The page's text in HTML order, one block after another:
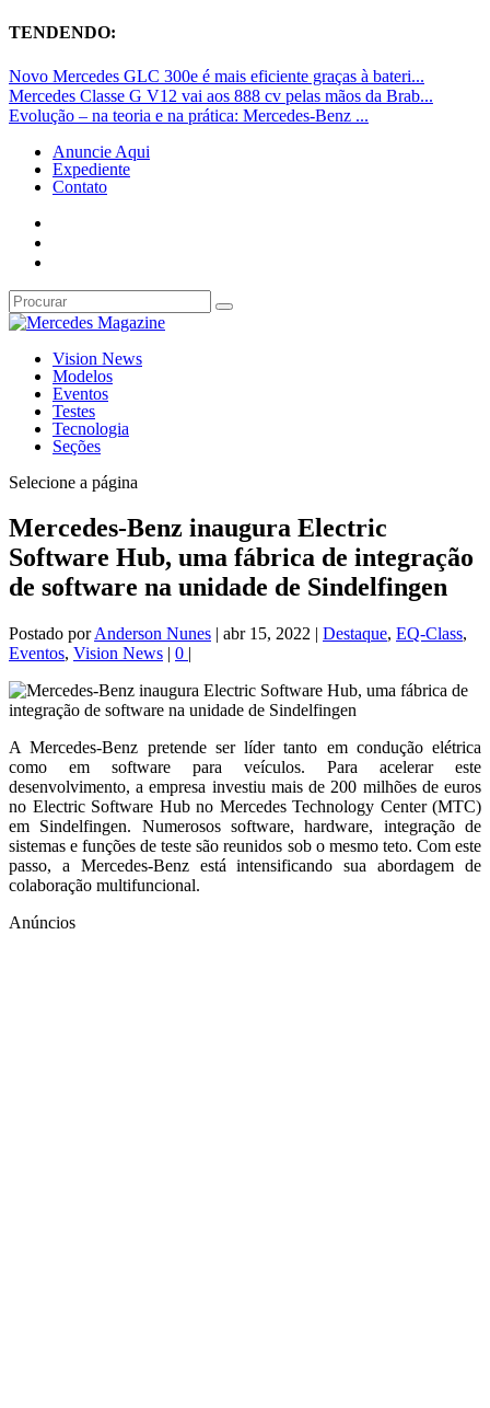
TENDENDO:
Novo Mercedes GLC 300e é mais eficiente graças à bateri...
Mercedes Classe G V12 vai aos 888 cv pelas mãos da Brab...
Evolução – na teoria e na prática: Mercedes-Benz ...
Anuncie Aqui
Expediente
Contato
Vision News
Modelos
Eventos
Testes
Tecnologia
Seções
Selecione a página
Mercedes-Benz inaugura Electric
Software Hub, uma fábrica de integração
de software na unidade de Sindelfingen
Postado porAnderson Nunes | abr 15, 2022 | Destaque, EQ-Class,
Eventos, Vision News | 0 |
A Mercedes-Benz pretende ser líder tanto em condução elétrica
como em software para veículos. Para acelerar este
desenvolvimento, a empresa investiu mais de 200 milhões de euros
no Electric Software Hub no Mercedes Technology Center (MTC)
em Sindelfingen. Numerosos software, hardware, integração de
sistemas e funções de teste são reunidos sob o mesmo teto. Com este
passo, a Mercedes-Benz está intensificando sua abordagem de
colaboração multifuncional.
Anúncios